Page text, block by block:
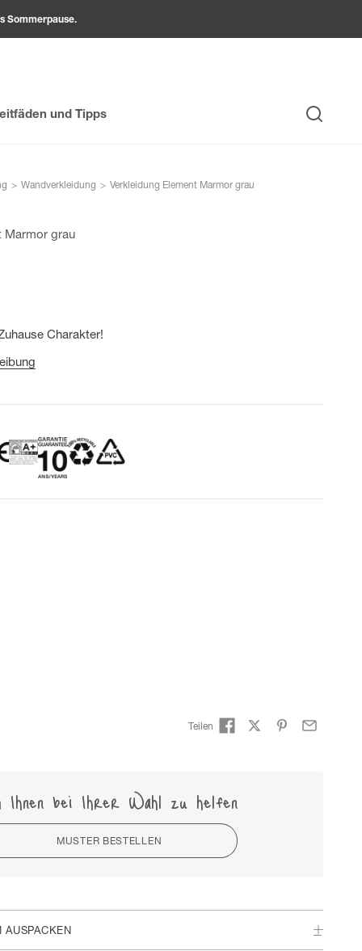
Sommerpause.
und Tipps
Suche
> Wandverkleidung > Verkleidung Element Marmor grau
Marmor grau
Charakter!
Teilen
Ihnen bei Ihrer Wahl zu helfen
MUSTER BESTELLEN
AUSPACKEN